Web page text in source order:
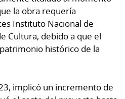
la obra requería
Instituto Nacional de
Cultura, debido a que el
histórico de la
implicó un incremento de